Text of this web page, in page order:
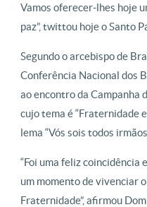
Vamos oferecer-lhes hoje
paz”, twittou hoje o Santo
Segundo o arcebispo de
Conferência Nacional dos
ao encontro da Campanha
cujo tema é “Fraternidade
lema “Vós sois todos
“Foi uma feliz coincidência
um momento de vivenciar
Fraternidade”, afirmou